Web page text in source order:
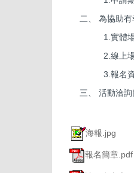
二、 為協助
1.實體
2.線上
3.報名
三、 活動洽
海報.jpg
報名簡章.pdf